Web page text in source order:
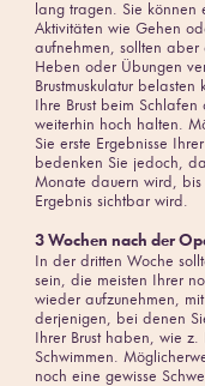
lang tragen. Sie können
Aktivitäten wie Gehen
aufnehmen, sollten aber
Heben oder Übungen
Brustmuskulatur belasten
Ihre Brust beim Schlafen
weiterhin hoch halten.
Sie erste Ergebnisse
bedenken Sie jedoch,
Monate dauern wird, bis
Ergebnis sichtbar wird.
3 Wochen nach der
In der dritten Woche
sein, die meisten Ihrer
wieder aufzunehmen,
derjenigen, bei denen
Ihrer Brust haben, wie
Schwimmen.
noch eine gewisse